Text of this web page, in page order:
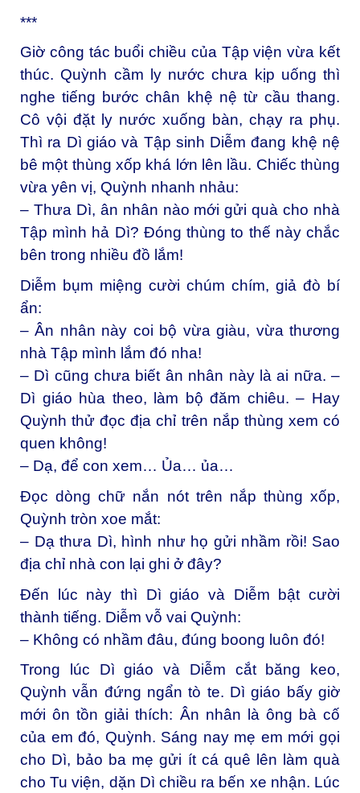
***
Giờ công tác buổi chiều của Tập viện vừa kết
thúc. Quỳnh cầm ly nước chưa kịp uống thì
nghe tiếng bước chân khệ nệ từ cầu thang.
Cô vội đặt ly nước xuống bàn, chạy ra phụ.
Thì ra Dì giáo và Tập sinh Diễm đang khệ nệ
bê một thùng xốp khá lớn lên lầu. Chiếc thùng
vừa yên vị, Quỳnh nhanh nhảu:
– Thưa Dì, ân nhân nào mới gửi quà cho nhà
Tập mình hả Dì? Đóng thùng to thế này chắc
bên trong nhiều đồ lắm!
Diễm bụm miệng cười chúm chím, giả đò bí
ẩn:
– Ân nhân này coi bộ vừa giàu, vừa thương
nhà Tập mình lắm đó nha!
– Dì cũng chưa biết ân nhân này là ai nữa. –
Dì giáo hùa theo, làm bộ đăm chiêu. – Hay
Quỳnh thử đọc địa chỉ trên nắp thùng xem có
quen không!
– Dạ, để con xem… Ủa… ủa…
Đọc dòng chữ nắn nót trên nắp thùng xốp,
Quỳnh tròn xoe mắt:
– Dạ thưa Dì, hình như họ gửi nhầm rồi! Sao
địa chỉ nhà con lại ghi ở đây?
Đến lúc này thì Dì giáo và Diễm bật cười
thành tiếng. Diễm vỗ vai Quỳnh:
– Không có nhầm đâu, đúng boong luôn đó!
Trong lúc Dì giáo và Diễm cắt băng keo,
Quỳnh vẫn đứng ngẩn tò te. Dì giáo bấy giờ
mới ôn tồn giải thích: Ân nhân là ông bà cố
của em đó, Quỳnh. Sáng nay mẹ em mới gọi
cho Dì, bảo ba mẹ gửi ít cá quê lên làm quà
cho Tu viện, dặn Dì chiều ra bến xe nhận. Lúc